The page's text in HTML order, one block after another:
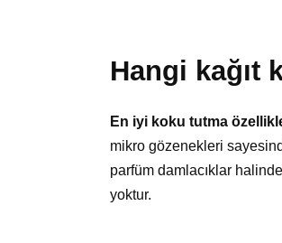
Hangi kağıt
En iyi koku tutma
mikro gözenekleri
parfüm damlacıklar
yoktur.